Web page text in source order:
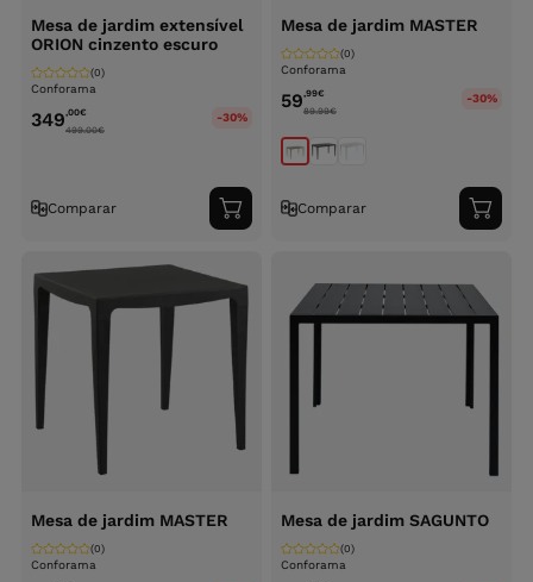
Mesa de jardim extensível
ORION cinzento escuro
Conforama
(0)
349,00€
499.00€
-30%
Comparar
Adicionar
ao
Mesa de jardim MASTER
Conforama
(0)
59,99€
89.99€
-30%
Comparar
ao
Mesa de jardim MASTER
Conforama
(0)
Mesa de jardim SAGUNTO
Conforama
(0)